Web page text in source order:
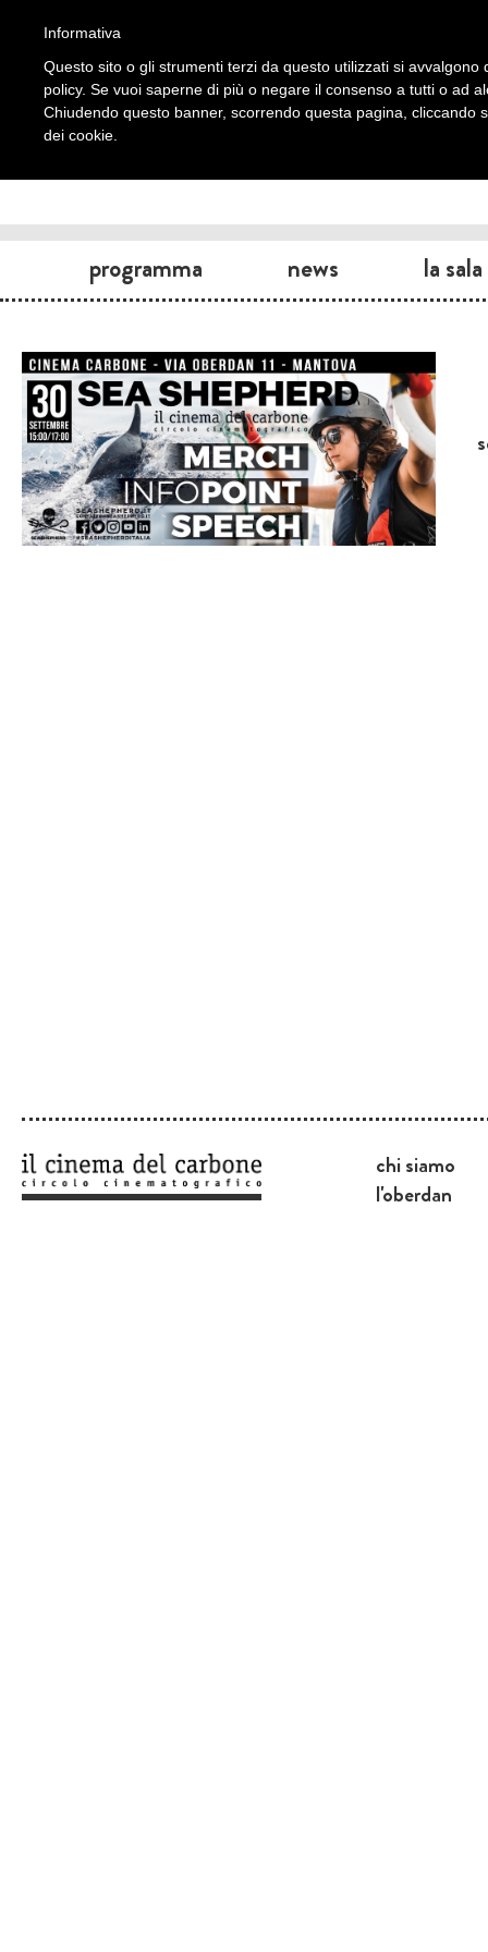
programma news la sala
chi siamo
l'oberdan
Informativa
Questo sito o gli strumenti terzi da questo utilizzati si
policy. Se vuoi saperne di più o negare il consenso a tutti o ad
Chiudendo questo banner, scorrendo questa pagina, cliccando
dei cookie.